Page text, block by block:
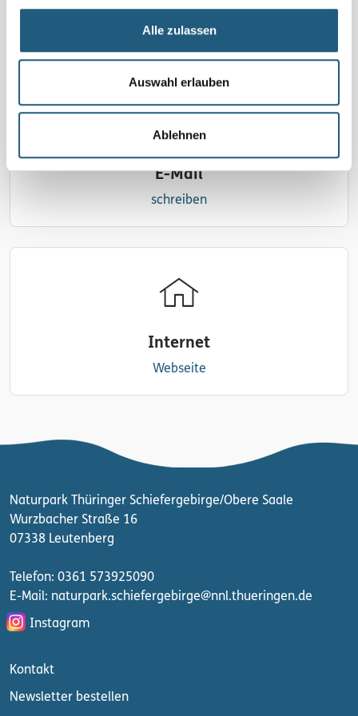
Alle zulassen
Auswahl erlauben
Ablehnen
0176 22557871 | WhatsApp-Kanal: Kräutersine's
Kräuterwerkstatt
E-Mail
schreiben
Internet
Webseite
Naturpark Thüringer Schiefergebirge/Obere Saale
Wurzbacher Straße 16
07338 Leutenberg
Telefon: 0361 573925090
E-Mail: naturpark.schiefergebirge@nnl.thueringen.de
Instagram
Kontakt
Newsletter bestellen